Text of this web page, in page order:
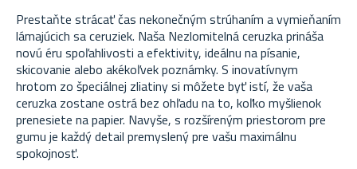
Prestaňte strácať čas nekonečným strúhaním a vymieňaním
lámajúcich sa ceruziek. Naša Nezlomitelná ceruzka prináša
novú éru spoľahlivosti a efektivity, ideálnu na písanie,
skicovanie alebo akékoľvek poznámky. S inovatívnym
hrotom zo špeciálnej zliatiny si môžete byť istí, že vaša
ceruzka zostane ostrá bez ohľadu na to, koľko myšlienok
prenesiete na papier. Navyše, s rozšíreným priestorom pre
gumu je každý detail premyslený pre vašu maximálnu
spokojnosť.